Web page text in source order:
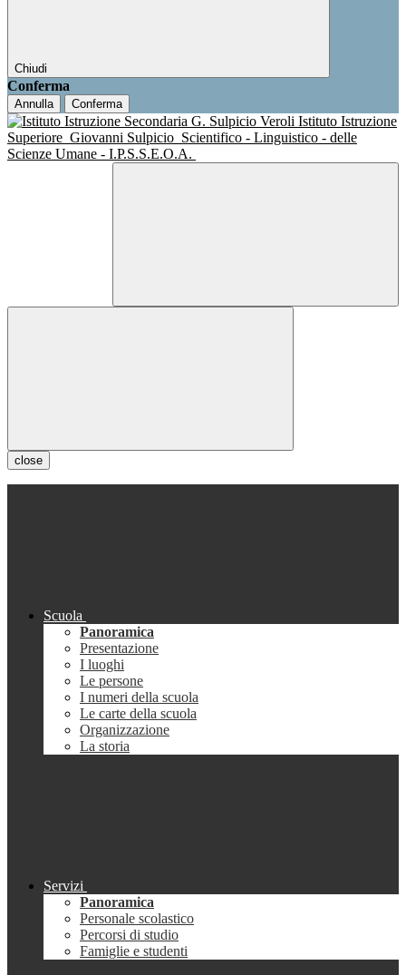
Chiudi
Conferma
Annulla Conferma
Istituto Istruzione
Superiore Giovanni Sulpicio Scientifico - Linguistico - delle
Scienze Umane - I.P.S.S.E.O.A.
close
Scuola
Panoramica
Presentazione
I luoghi
Le persone
I numeri della scuola
Le carte della scuola
Organizzazione
La storia
Servizi
Panoramica
Personale scolastico
Percorsi di studio
Famiglie e studenti